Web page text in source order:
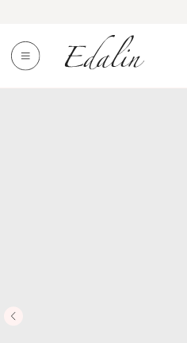
Вернуться
←